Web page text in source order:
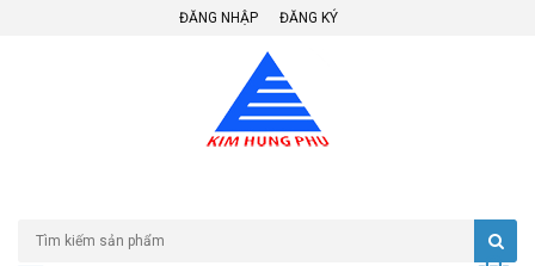
ĐĂNG NHẬP ĐĂNG KÝ